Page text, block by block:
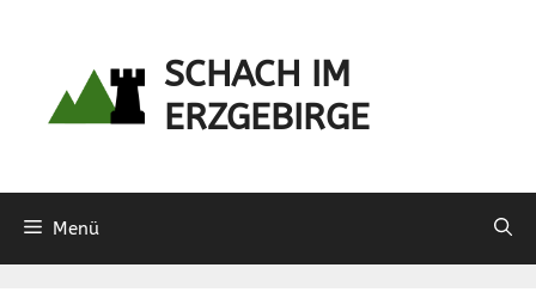
SCHACH IM
ERZGEBIRGE
Menü